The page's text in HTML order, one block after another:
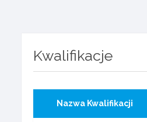
Kwalifikacje
Nazwa Kwalifikacji